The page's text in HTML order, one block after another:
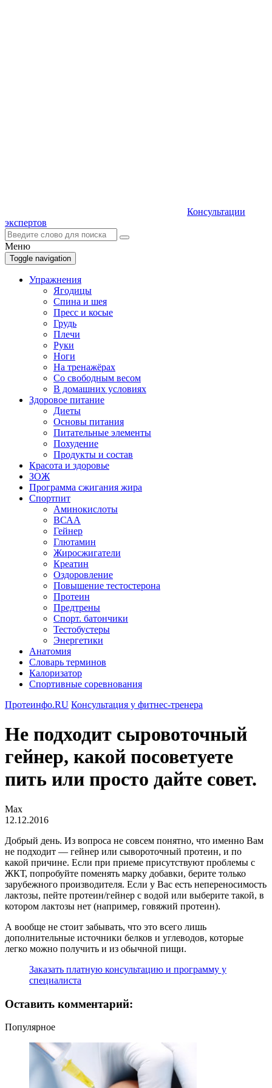
Консультации
экспертов
Меню
Toggle navigation
Упражнения
Ягодицы
Спина и шея
Пресс и косые
Грудь
Плечи
Руки
Ноги
На тренажёрах
Со свободным весом
В домашних условиях
Здоровое питание
Диеты
Основы питания
Питательные элементы
Похудение
Продукты и состав
Красота и здоровье
ЗОЖ
Программа сжигания жира
Спортпит
Аминокислоты
ВСАА
Гейнер
Глютамин
Жиросжигатели
Креатин
Оздоровление
Повышение тестостерона
Протеин
Предтрены
Спорт. батончики
Тестобустеры
Энергетики
Анатомия
Словарь терминов
Калоризатор
Спортивные соревнования
Протеинфо.RU Консультация у фитнес-тренера
Не подходит сыровоточный
гейнер, какой посоветуете
пить или просто дайте совет.
Max
12.12.2016
Добрый день. Из вопроса не совсем понятно, что именно Вам
не подходит — гейнер или сывороточный протеин, и по
какой причине. Если при приеме присутствуют проблемы с
ЖКТ, попробуйте поменять марку добавки, берите только
зарубежного производителя. Если у Вас есть непереносимость
лактозы, пейте протеин/гейнер с водой или выберите такой, в
котором лактозы нет (например, говяжий протеин).
А вообще не стоит забывать, что это всего лишь
дополнительные источники белков и углеводов, которые
легко можно получить и из обычной пищи.
Заказать платную консультацию и программу у
специалиста
Оставить комментарий:
Популярное